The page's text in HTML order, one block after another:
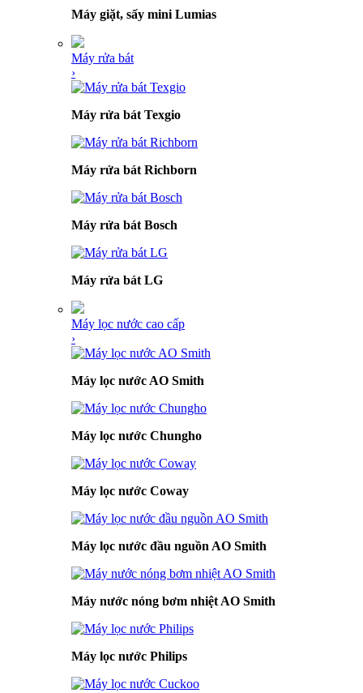
Máy giặt, sấy mini Lumias
Máy rửa bát
›
Máy rửa bát Texgio
Máy rửa bát Richborn
Máy rửa bát Bosch
Máy rửa bát LG
Máy lọc nước cao cấp
›
Máy lọc nước AO Smith
Máy lọc nước Chungho
Máy lọc nước Coway
Máy lọc nước đầu nguồn AO Smith
Máy nước nóng bơm nhiệt AO Smith
Máy lọc nước Philips